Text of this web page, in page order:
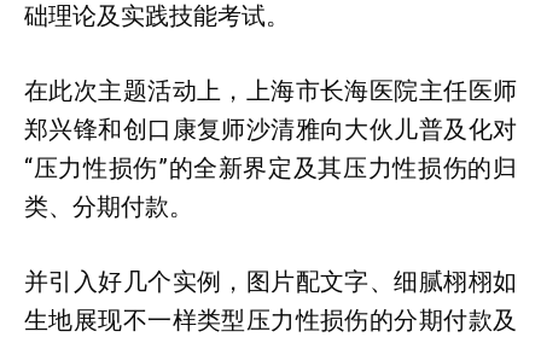
础理论及实践技能考试。
在此次主题活动上，上海市长海医院主任医师
郑兴锋和创口康复师沙清雅向大伙儿普及化对
“压力性损伤”的全新界定及其压力性损伤的归
类、分期付款。
并引入好几个实例，图片配文字、细腻栩栩如
生地展现不一样类型压力性损伤的分期付款及